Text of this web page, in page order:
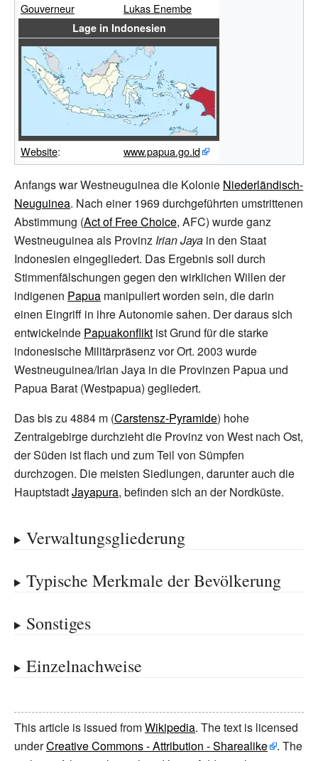
Gouverneur
Lukas Enembe
Lage in Indonesien
Website: www.papua.go.id
Anfangs war Westneuguinea die Kolonie Niederländisch-
Neuguinea. Nach einer 1969 durchgeführten umstrittenen
Abstimmung (Act of Free Choice, AFC) wurde ganz
Westneuguinea als Provinz Irian Jaya in den Staat
Indonesien eingegliedert. Das Ergebnis soll durch
Stimmenfälschungen gegen den wirklichen Willen der
indigenen Papua manipuliert worden sein, die darin
einen Eingriff in ihre Autonomie sahen. Der daraus sich
entwickelnde Papuakonflikt ist Grund für die starke
indonesische Militärpräsenz vor Ort. 2003 wurde
Westneuguinea/Irian Jaya in die Provinzen Papua und
Papua Barat (Westpapua) gegliedert.
Das bis zu 4884 m (Carstensz-Pyramide) hohe
Zentralgebirge durchzieht die Provinz von West nach Ost,
der Süden ist flach und zum Teil von Sümpfen
durchzogen. Die meisten Siedlungen, darunter auch die
HauptstadtJayapura, befinden sich an der Nordküste.
Verwaltungsgliederung
Typische Merkmale der Bevölkerung
Sonstiges
Einzelnachweise
This article is issued fromWikipedia. The text is licensed
underCreative Commons - Attribution - Sharealike
. The